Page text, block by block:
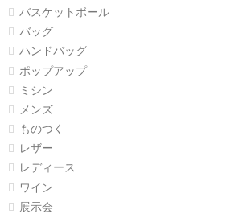
バスケットボール
バッグ
ハンドバッグ
ポップアップ
ミシン
メンズ
ものつく
レザー
レディース
ワイン
展示会